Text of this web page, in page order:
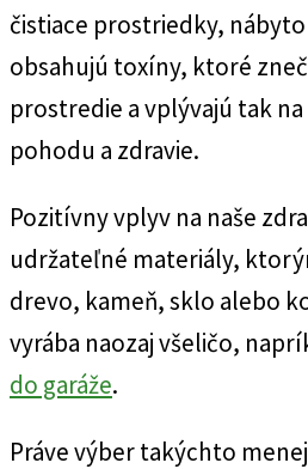
čistiace prostriedky,
obsahujú toxíny, ktoré
prostredie a vplývajú tak
pohodu a zdravie.
Pozitívny vplyv na naše
udržateľné materiály,
drevo, kameň, sklo alebo
vyrába naozaj všeličo,
do garáže.
Práve výber takýchto